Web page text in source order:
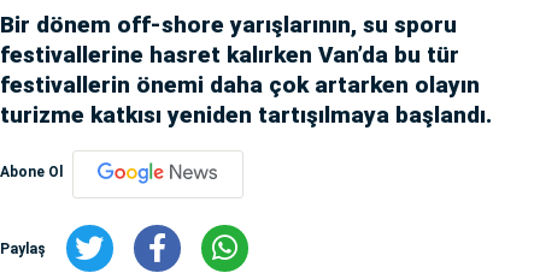
Bir dönem off-shore yarışlarının, su sporu
festivallerine hasret kalırken Van’da bu tür
festivallerin önemi daha çok artarken olayın
turizme katkısı yeniden tartışılmaya başlandı.
Abone Ol
Paylaş